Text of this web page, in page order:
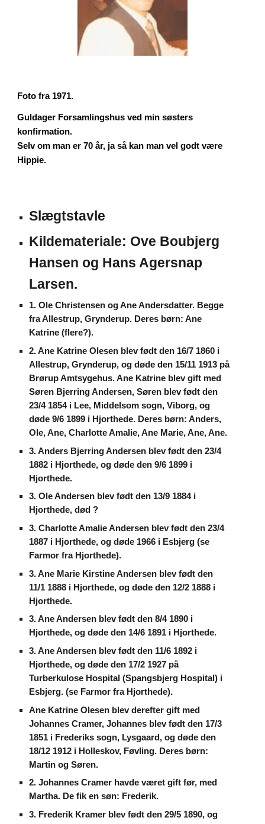
Foto fra 1971.
Guldager Forsamlingshus ved min søsters
konfirmation.
Selv om man er 70 år, ja så kan man vel godt være
Hippie.
Slægtstavle
Kildemateriale: Ove Boubjerg
Hansen og Hans Agersnap
Larsen.
1. Ole Christensen og Ane Andersdatter. Begge
fra Allestrup, Grynderup. Deres børn: Ane
Katrine (flere?).
2. Ane Katrine Olesen blev født den 16/7 1860 i
Allestrup, Grynderup, og døde den 15/11 1913 på
Brørup Amtsygehus. Ane Katrine blev gift med
Søren Bjerring Andersen, Søren blev født den
23/4 1854 i Lee, Middelsom sogn, Viborg, og
døde 9/6 1899 i Hjorthede. Deres børn: Anders,
Ole, Ane, Charlotte Amalie, Ane Marie, Ane, Ane.
3. Anders Bjerring Andersen blev født den 23/4
1882 i Hjorthede, og døde den 9/6 1899 i
Hjorthede.
3. Ole Andersen blev født den 13/9 1884 i
Hjorthede, død ?
3. Charlotte Amalie Andersen blev født den 23/4
1887 i Hjorthede, og døde 1966 i Esbjerg (se
Farmor fra Hjorthede).
3. Ane Marie Kirstine Andersen blev født den
11/1 1888 i Hjorthede, og døde den 12/2 1888 i
Hjorthede.
3. Ane Andersen blev født den 8/4 1890 i
Hjorthede, og døde den 14/6 1891 i Hjorthede.
3. Ane Andersen blev født den 11/6 1892 i
Hjorthede, og døde den 17/2 1927 på
Turberkulose Hospital (Spangsbjerg Hospital) i
Esbjerg. (se Farmor fra Hjorthede).
Ane Katrine Olesen blev derefter gift med
Johannes Cramer, Johannes blev født den 17/3
1851 i Frederiks sogn, Lysgaard, og døde den
18/12 1912 i Holleskov, Føvling. Deres børn:
Martin og Søren.
2. Johannes Cramer havde været gift før, med
Martha. De fik en søn: Frederik.
3. Frederik Kramer blev født den 29/5 1890, og